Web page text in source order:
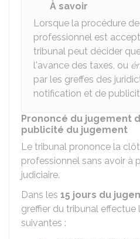
À savoir
Lorsque la procédure
professionnel est
tribunal peut décider
l'avance des taxes, ou
par les greffes des
notification et de
Prononcé du jugement
publicité du jugement
Le tribunal prononce la
professionnel sans avoir à
judiciaire.
Dans les 15 jours du
greffier du tribunal effectue
suivantes :